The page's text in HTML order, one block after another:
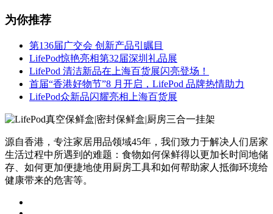
为你推荐
第136届广交会 创新产品引瞩目
LifePod惊艳亮相第32届深圳礼品展
LifePod 清洁新品在上海百货展闪亮登场！
首届“香港好物节”8 月开启，LifePod 品牌热情助力
LifePod众新品闪耀亮相上海百货展
源自香港，专注家居用品领域45年，我们致力于解决人们居家
生活过程中所遇到的难题：食物如何保鲜得以更加长时间地储
存、如何更加便捷地使用厨房工具和如何帮助家人抵御环境给
健康带来的危害等。